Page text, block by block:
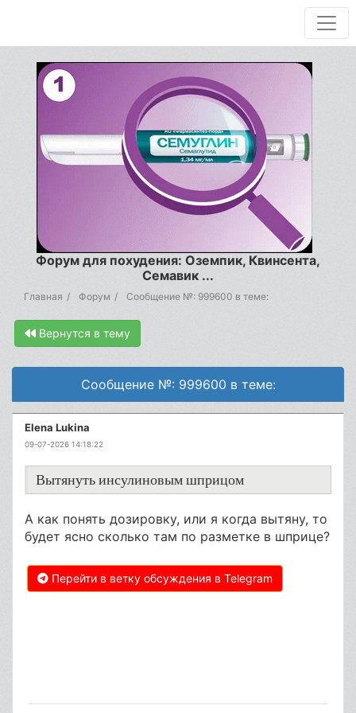
Форум для похудения: Оземпик, Квинсента,
Семавик ...
Главная Форум Сообщение №: 999600 в теме:
Вернутся в тему
Сообщение №: 999600 в теме:
Elena Lukina
09-07-2026 14:18:22
Вытянуть инсулиновым шприцом
А как понять дозировку, или я когда вытяну, то
будет ясно сколько там по разметке в шприце?
Перейти в ветку обсуждения в Telegram